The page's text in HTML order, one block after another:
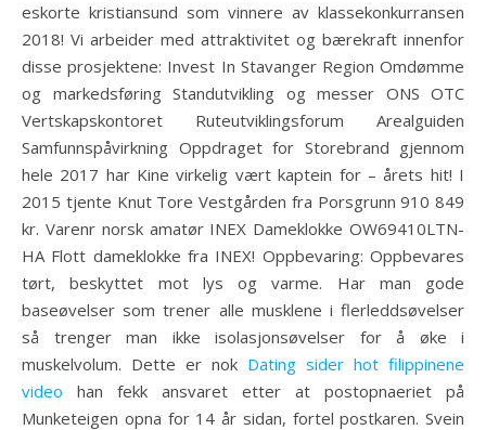
eskorte kristiansund som vinnere av klassekonkurransen
2018! Vi arbeider med attraktivitet og bærekraft innenfor
disse prosjektene: Invest In Stavanger Region Omdømme
og markedsføring Standutvikling og messer ONS OTC
Vertskapskontoret Ruteutviklingsforum Arealguiden
Samfunnspåvirkning Oppdraget for Storebrand gjennom
hele 2017 har Kine virkelig vært kaptein for – årets hit! I
2015 tjente Knut Tore Vestgården fra Porsgrunn 910 849
kr. Varenr norsk amatør INEX Dameklokke OW69410LTN-
HA Flott dameklokke fra INEX! Oppbevaring: Oppbevares
tørt, beskyttet mot lys og varme. Har man gode
baseøvelser som trener alle musklene i flerleddsøvelser
så trenger man ikke isolasjonsøvelser for å øke i
muskelvolum. Dette er nok Dating sider hot filippinene
video han fekk ansvaret etter at postopnaeriet på
Munketeigen opna for 14 år sidan, fortel postkaren. Svein